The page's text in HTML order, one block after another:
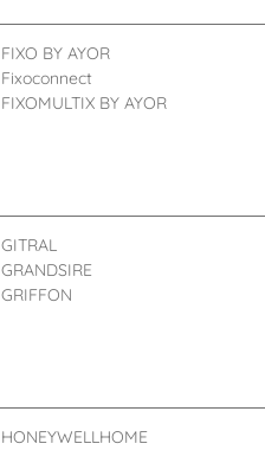
FIXO BY AYOR
Fixoconnect
FIXOMULTIX BY AYOR
GITRAL
GRANDSIRE
GRIFFON
HONEYWELLHOME